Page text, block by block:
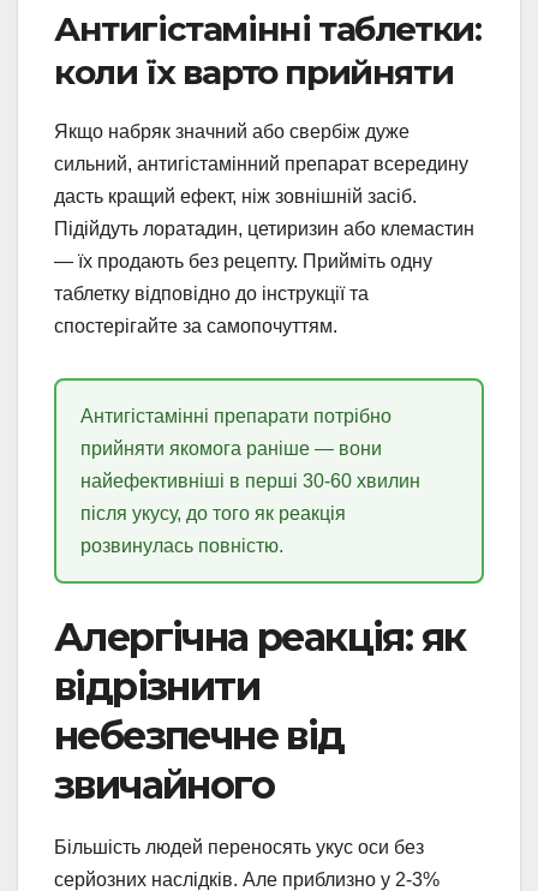
Антигістамінні таблетки:
коли їх варто прийняти
Якщо набряк значний або свербіж дуже
сильний, антигістамінний препарат всередину
дасть кращий ефект, ніж зовнішній засіб.
Підійдуть лоратадин, цетиризин або клемастин
— їх продають без рецепту. Прийміть одну
таблетку відповідно до інструкції та
спостерігайте за самопочуттям.
Антигістамінні препарати потрібно
прийняти якомога раніше — вони
найефективніші в перші 30-60 хвилин
після укусу, до того як реакція
розвинулась повністю.
Алергічна реакція: як
відрізнити
небезпечне від
звичайного
Більшість людей переносять укус оси без
серйозних наслідків. Але приблизно у 2-3%